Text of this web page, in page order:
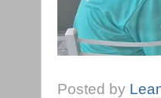
Posted by